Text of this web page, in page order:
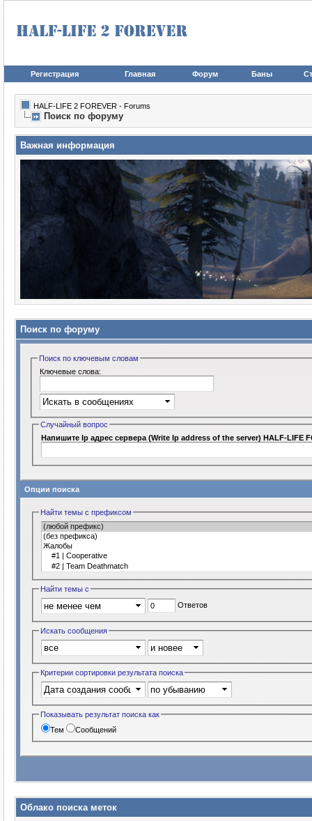
Регистрация Главная Форум Баны
HALF-LIFE 2 FOREVER - Forums
Поиск по форуму
Важная информация
Поиск по форуму
Поиск по ключевым словам
Ключевые слова:
Случайный вопрос
Напишите Ip адрес сервера (Write Ip address of the server) HALF-LIFE
Опции поиска
Найти темы с префиксом
Найти темы с
Ответов
Искать сообщения
Критерии сортировки результата поиска
Показывать результат поиска как
Тем
Сообщений
Облако поиска меток